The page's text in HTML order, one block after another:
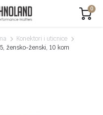
0
Konektori i uticnice
žensko-ženski, 10 kom